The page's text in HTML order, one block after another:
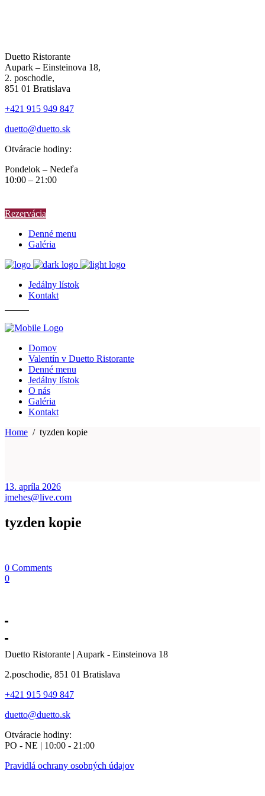
Duetto Ristorante
Aupark – Einsteinova 18,
2. poschodie,
851 01 Bratislava
+421 915 949 847
duetto@duetto.sk
Otváracie hodiny:
Pondelok – Nedeľa
10:00 – 21:00
Rezervácia
Denné menu
Galéria
Jedálny lístok
Kontakt
Domov
Valentín v Duetto Ristorante
Denné menu
Jedálny lístok
O nás
Galéria
Kontakt
Home / tyzden kopie
13. apríla 2026
jmehes@live.com
tyzden kopie
0 Comments
0
Duetto Ristorante | Aupark - Einsteinova 18
2.poschodie, 851 01 Bratislava
+421 915 949 847
duetto@duetto.sk
Otváracie hodiny:
PO - NE | 10:00 - 21:00
Pravidlá ochrany osobných údajov